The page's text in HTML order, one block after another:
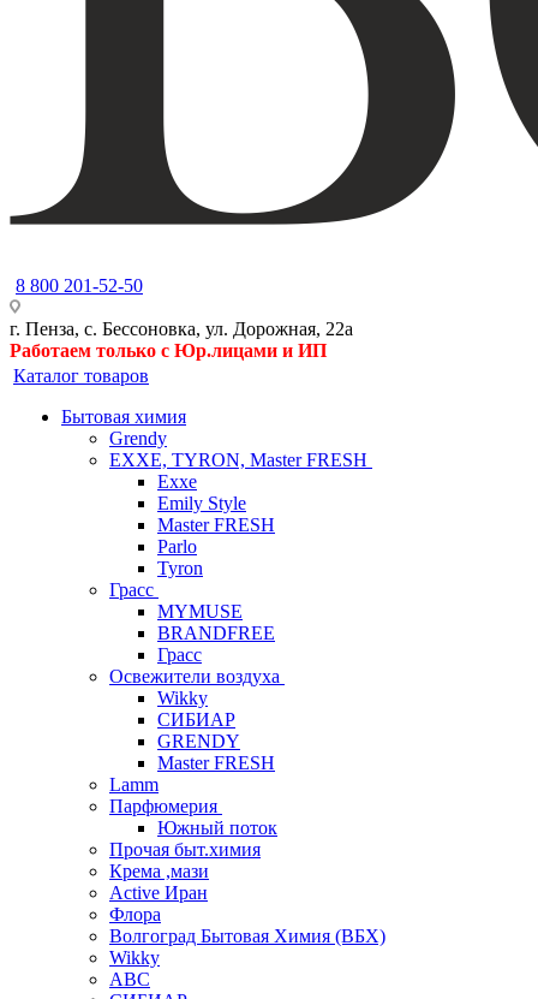
8 800 201-52-50
г. Пенза, с. Бессоновка, ул. Дорожная, 22а
Работаем только с Юр.лицами и ИП
Каталог товаров
Бытовая химия
Grendy
EXXE, TYRON, Master FRESH
Exxe
Emily Style
Master FRESH
Parlo
Tyron
Грасс
MYMUSE
BRANDFREE
Грасс
Освежители воздуха
Wikky
СИБИАР
GRENDY
Master FRESH
Lamm
Парфюмерия
Южный поток
Прочая быт.химия
Крема ,мази
Аctive Иран
Флора
Волгоград Бытовая Химия (ВБХ)
Wikky
АВС